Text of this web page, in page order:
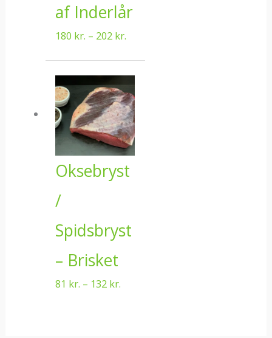
af Inderlår
180 kr. – 202 kr.
Oksebryst
/
Spidsbryst
– Brisket
81 kr. – 132 kr.
81 kr.
til
132 kr.